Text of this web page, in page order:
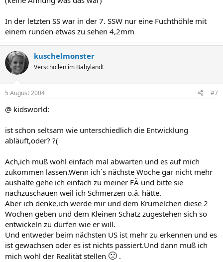
In der letzten SS war in der 7. SSW nur eine Fuchthöhle mit
einem runden etwas zu sehen 4,2mm
kuschelmonster
Verschollen im Babyland!
5 August 2004 #7
@ kidsworld:
ist schon seltsam wie unterschiedlich die Entwicklung
abläuft,oder? ?(
Ach,ich muß wohl einfach mal abwarten und es auf mich
zukommen lassen.Wenn ich´s nächste Woche gar nicht mehr
aushalte gehe ich einfach zu meiner FÄ und bitte sie
nachzuschauen weil ich Schmerzen o.ä. hätte.
Aber ich denke,ich werde mir und dem Krümelchen diese 2
Wochen geben und dem Kleinen Schatz zugestehen sich so
entwickeln zu dürfen wie er will.
Und entweder beim nächsten US ist mehr zu erkennen und es
ist gewachsen oder es ist nichts passiert.Und dann muß ich
mich wohl der Realität stellen 🙁 .